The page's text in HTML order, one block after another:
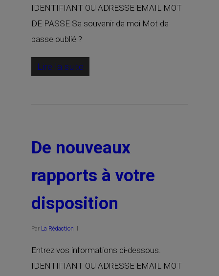
IDENTIFIANT OU ADRESSE EMAIL MOT
DE PASSE Se souvenir de moi Mot de
passe oublié ?
Lire la suite
De nouveaux
rapports à votre
disposition
Par La Rédaction
Entrez vos informations ci-dessous.
IDENTIFIANT OU ADRESSE EMAIL MOT